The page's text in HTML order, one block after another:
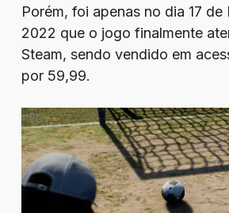
Porém, foi apenas no dia 17
2022 que o jogo finalmente
Steam, sendo vendido em
por 59,99.